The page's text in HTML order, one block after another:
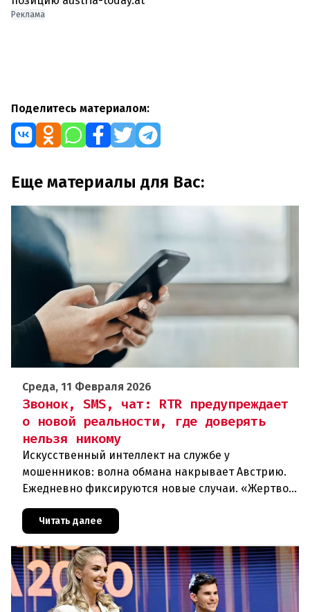
Реклама
Поделитесь материалом:
Еще материалы для Вас:
Среда, 11 Февраля 2026
Звонок, SMS, чат: RTR предупреждает
о новой реальности, где доверять
нельзя никому
Искусственный интеллект на службе у
мошенников: волна обмана накрывает Австрию.
Ежедневно фиксируются новые случаи. «Жертвой
интернете с использованием искус
Читать далее